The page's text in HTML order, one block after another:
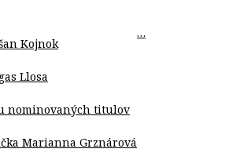
Kojnok
Llosa
nominovaných titulov
Marianna Grznárová
…